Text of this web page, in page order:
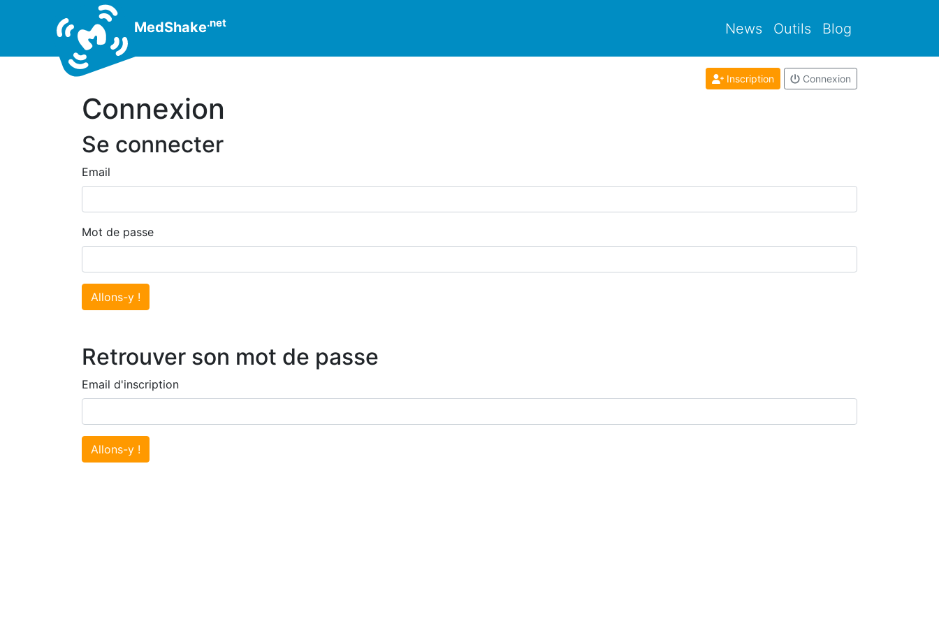
MedShake.net News Outils Blog
Inscription Connexion
Connexion
Se connecter
Email
Mot de passe
Allons-y !
Retrouver son mot de passe
Email d'inscription
Allons-y !